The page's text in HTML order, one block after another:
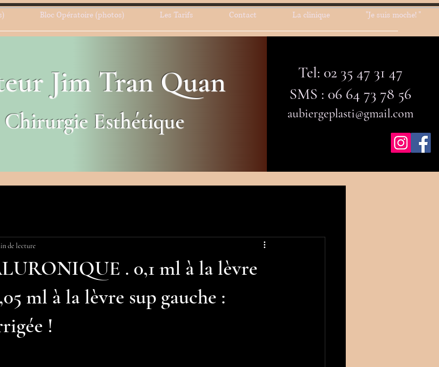
Bloc Opératoire (photos) Les Tarifs Contact La clinique "Je suis moche! "
Jim Tran Quan
Chirurgie Esthétique
Tel: 02 35 47 31 47
SMS : 06 64 73 78 56
aubiergeplasti@gmail.com
. 0,1 ml à la lèvre
ml à la lèvre sup gauche :
!
de lecture